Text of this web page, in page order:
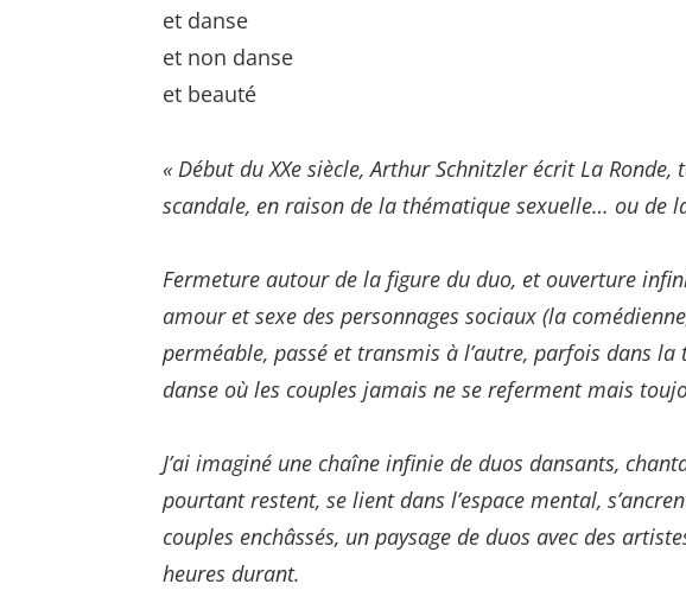
et danse
et non danse
et beauté
« Début du XXe siècle, Arthur Schnitzler écrit La
scandale, en raison de la thématique sexuelle… ou de
Fermeture autour de la figure du duo, et ouverture
amour et sexe des personnages sociaux (la
perméable, passé et transmis à l’autre, parfois dans
danse où les couples jamais ne se referment mais
J’ai imaginé une chaîne infinie de duos dansants,
pourtant restent, se lient dans l’espace mental,
couples enchâssés, un paysage de duos avec des
heures durant.